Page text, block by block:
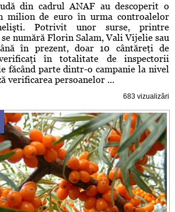
din cadrul ANAF au descoperit o
milion de euro în urma controalelor
Potrivit unor surse, printre
numără Florin Salam, Vali Vijelie sau
în prezent, doar 10 cântăreţi de
în totalitate de inspectorii
făcând parte dintr-o campanie la nivel
verificarea persoanelor ...
683 vizualizări